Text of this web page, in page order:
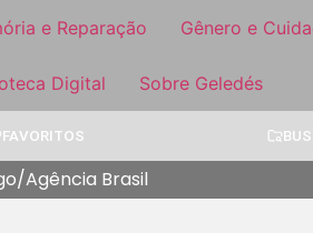
e Reparação Gênero e
Digital Sobre Geledés
FAVORITOS
Agência Brasil